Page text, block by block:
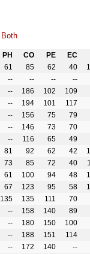
Both
PH CO PE EC
61 85 62 40
-- -- -- --
-- 186 102 109
-- 194 101 117
-- 156 75 79
-- 146 73 70
-- 116 65 49
81 92 62 42
73 85 72 40
61 100 94 48
67 123 95 58
135 135 111 70
-- 158 140 89
-- 180 150 100
-- 188 151 114
-- 172 140 --